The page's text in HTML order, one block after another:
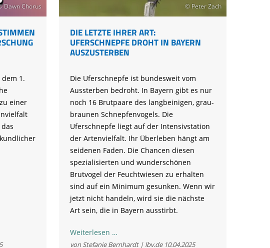
Dawn Chorus
1.
einer
© Peter Zach
DIE LETZTE IHRER ART:
UFERSCHNEPFE DROHT IN BAYERN
AUSZUSTERBEN
Die Uferschnepfe ist bundesweit vom
Aussterben bedroht. In Bayern gibt es nur
noch 16 Brutpaare des langbeinigen, grau-
braunen Schnepfenvogels. Die
Uferschnepfe liegt auf der Intensivstation
der Artenvielfalt. Ihr Überleben hängt am
seidenen Faden. Die Chancen diesen
spezialisierten und wunderschönen
Brutvogel der Feuchtwiesen zu erhalten
sind auf ein Minimum gesunken. Wenn wir
jetzt nicht handeln, wird sie die nächste
Art sein, die in Bayern ausstirbt.
Weiterlesen …Die
letzte
von Stefanie Bernhardt | lbv.de 10.04.2025